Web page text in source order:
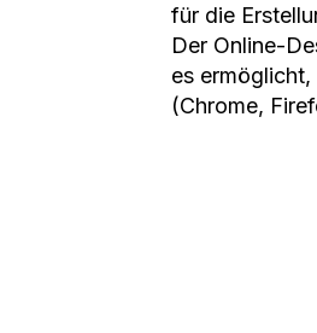
für die
Der Online-
es
(Chrome,